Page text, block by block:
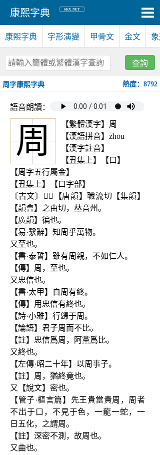
康熙字典 6KX.NET
康熙字典 字形演變 甲骨文 金文 象
查詢
周字康熙字典 熱度：8792
語音朗讀：
周
【繁體漢字】周
【漢語拼音】zhōu
【漢字註音】
【丑集上】【口】
【周字五行屬金】
【丑集上】【口字部】
〔古文〕𠱬𠄗【唐韻】職流切【集韻】
【韻會】之由切，𠀤音州。
【廣韻】徧也。
【易·繫辭】知周乎萬物。
又至也。
【書·泰誓】雖有周親，不如仁人。
【傳】周，至也。
又忠信也。
【書·太甲】自周有終。
【傳】用忠信有終也。
【詩·小雅】行歸于周。
【論語】君子周而不比。
【註】忠信爲周，阿黨爲比。
又終也。
【左傳·昭二十年】以周事子。
【註】周，猶終竟也。
又【說文】密也。
【管子·樞言篇】先王貴當貴周，周者
不出于口，不見于色，一龍一蛇，一
日五化，之謂周。
【註】深密不測，故周也。
又曲也。